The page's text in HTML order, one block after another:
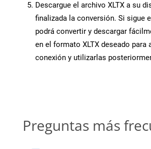
Descargue el archivo XLTX a su
finalizada la conversión. Si sigue
podrá convertir y descargar
en el formato XLTX deseado para
conexión y utilizarlas
Preguntas más